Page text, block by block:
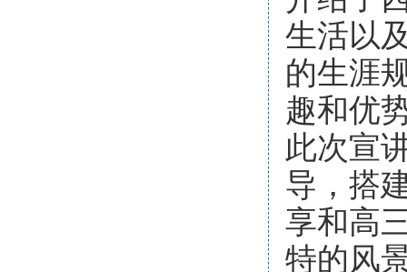
生活以
的生涯
趣和优
此次宣
导，搭
享和高
特的风